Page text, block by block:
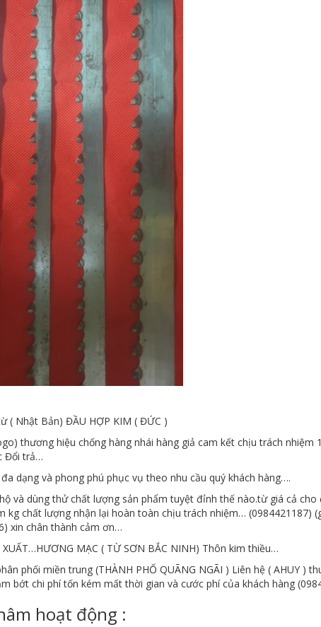
( Nhật Bản) ĐẦU HỢP KIM ( ĐỨC )
thương hiệu chống hàng nhái hàng giả cam kết chịu trách nhiệm
Đổi trả…
dạng và phong phú phục vụ theo nhu cầu quý khách hàng….
và dùng thử chất lượng sản phẩm tuyệt đỉnh thế nào.từ giá cả
kg chất lượng nhận lại hoàn toàn chịu trách nhiệm… (0984421187)
xin chân thành cảm ơn…
MẠC ( TỪ SƠN BẮC NINH) Thôn kim thiều…
phối miền trung (THÀNH PHỐ QUÃNG NGÃI ) Liên hệ ( AHUY )
bớt chi phí tốn kém mất thời gian và cước phí của khách hàng
hoạt động :